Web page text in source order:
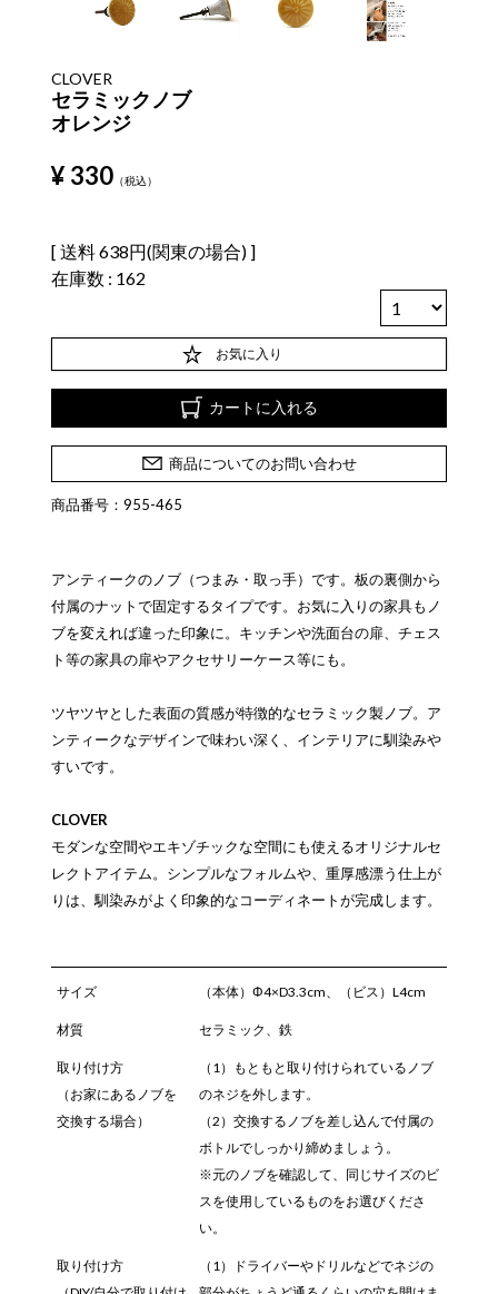
CLOVER
セラミックノブ
オレンジ
¥330 税込
送料638円(関東の場合)
在庫数
162
お気に入り
カートに入れる
商品についてのお問い合わせ
商品番号：955-465
アンティークのノブ（つまみ・取っ手）です。板の裏側から
付属のナットで固定するタイプです。お気に入りの家具もノ
ブを変えれば違った印象に。キッチンや洗面台の扉、チェス
ト等の家具の扉やアクセサリーケース等にも。
ツヤツヤとした表面の質感が特徴的なセラミック製ノブ。ア
ンティークなデザインで味わい深く、インテリアに馴染みや
すいです。
CLOVER
モダンな空間やエキゾチックな空間にも使えるオリジナルセ
レクトアイテム。シンプルなフォルムや、重厚感漂う仕上が
りは、馴染みがよく印象的なコーディネートが完成します。
サイズ （本体）Φ4×D3.3cm、（ビス）L4cm
材質 セラミック、鉄
取り付け方
（お家にあるノブを
交換する場合）
（1）もともと取り付けられているノブ
のネジを外します。
（2）交換するノブを差し込んで付属の
ボトルでしっかり締めましょう。
※元のノブを確認して、同じサイズのビ
スを使用しているものをお選びくださ
い。
取り付け方
（1）ドライバーやドリルなどでネジの